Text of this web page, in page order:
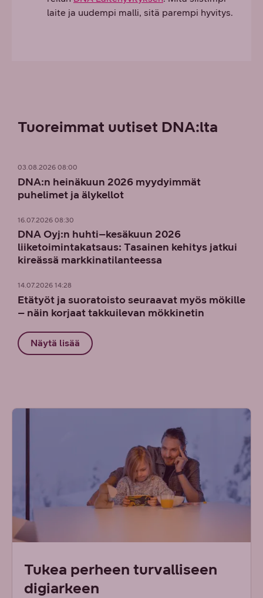
laite ja uudempi malli, sitä parempi hyvitys.
Tuoreimmat uutiset DNA:lta
03.08.2026 08:00
DNA:n heinäkuun 2026 myydyimmät
puhelimet ja älykellot
16.07.2026 08:30
DNA Oyj:n huhti–kesäkuun 2026
liiketoimintakatsaus: Tasainen kehitys jatkui
kireässä markkinatilanteessa
14.07.2026 14:28
Etätyöt ja suoratoisto seuraavat myös mökille
– näin korjaat takkuilevan mökkinetin
Näytä lisää
Tukea perheen turvalliseen
digiarkeen